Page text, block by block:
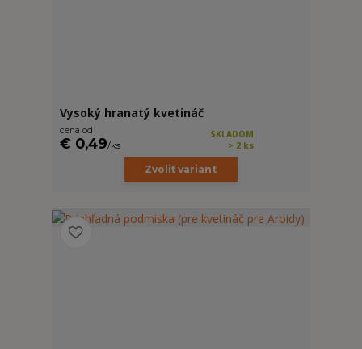
Vysoký hranatý kvetináč
cena od
€ 0,49/ks
SKLADOM
> 2 ks
Zvoliť variant